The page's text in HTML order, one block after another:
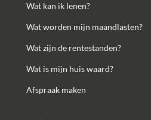
Wat kan ik lenen?
Wat worden mijn maandlasten?
Wat zijn de rentestanden?
Wat is mijn huis waard?
Afspraak maken